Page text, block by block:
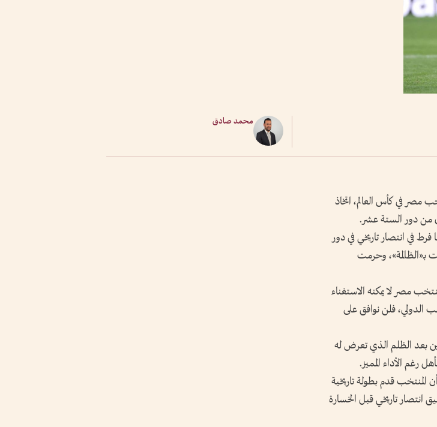
محمد صادق
مصر في كأس العالم، اتخاذ
من دور الستة عشر.
2026 أمام الأرجنتين بالخسارة 2 ـ 3، بعدما فرط في انتصار تاريخي في دور
بـ«الظالمة»، وحرمت
مصر لا يمكنه الاستغناء
فلن نوافق على
بعد الظلم الذي تعرض له
رغم الأداء المميز.
المنتخب قدم بطولة تاريخية
انتصار تاريخي قبل الخسارة